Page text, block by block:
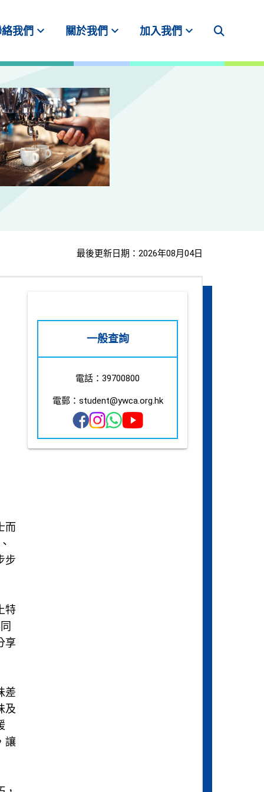
我們 expand_more 關於我們 expand_more 加入我們 expand_more
最後更新日期：2026年08月04日
而
步
特
享
差
及
讓
一般查詢
電話：39700800
電郵：student@ywca.org.hk